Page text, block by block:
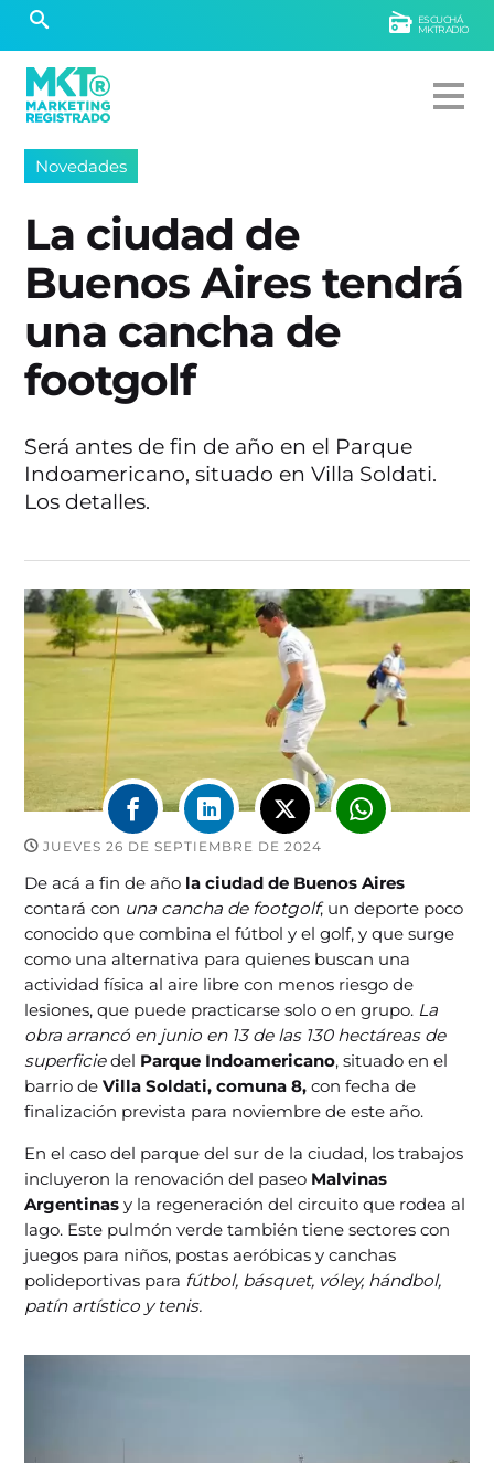
ESCUCHÁ
MKTRADIO
Novedades
La ciudad de
Buenos Aires tendrá
una cancha de
footgolf
Será antes de fin de año en el Parque
Indoamericano, situado en Villa Soldati.
Los detalles.
JUEVES 26 DE SEPTIEMBRE DE 2024
De acá a fin de año la ciudad de Buenos Aires
contará con una cancha de footgolf, un deporte poco
conocido que combina el fútbol y el golf, y que surge
como una alternativa para quienes buscan una
actividad física al aire libre con menos riesgo de
lesiones, que puede practicarse solo o en grupo. La
obra arrancó en junio en 13 de las 130 hectáreas de
superficiedel Parque Indoamericano, situado en el
barrio deVilla Soldati, comuna 8, con fecha de
finalización prevista para noviembre de este año.
En el caso del parque del sur de la ciudad, los trabajos
incluyeron la renovación del paseo Malvinas
Argentinasy la regeneración del circuito que rodea al
lago. Este pulmón verde también tiene sectores con
juegos para niños, postas aeróbicas y canchas
polideportivas para fútbol, básquet, vóley, hándbol,
patín artístico y tenis.